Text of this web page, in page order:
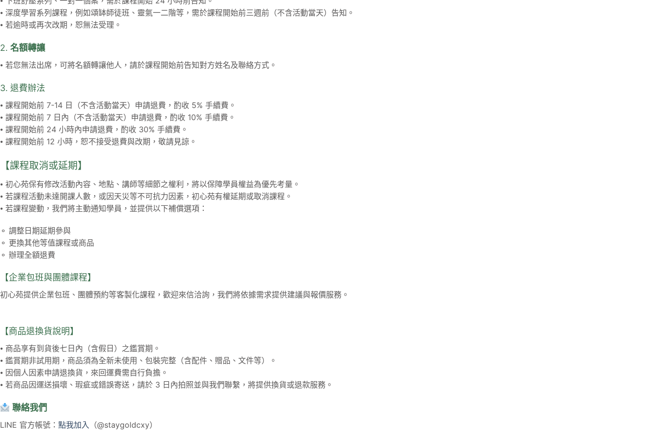
⦁ 深度學習系列課程，例如頌缽師徒班、靈氣一二階等，需於課程開始前三週前（不含活動當天）告知。
⦁ 若逾時或再次改期，恕無法受理。
2. 名額轉讓
⦁ 若您無法出席，可將名額轉讓他人，請於課程開始前告知對方姓名及聯絡方式。
3. 退費辦法
⦁ 課程開始前 7-14 日（不含活動當天）申請退費，酌收 5% 手續費。
⦁ 課程開始前 7 日內（不含活動當天）申請退費，酌收 10% 手續費。
⦁ 課程開始前 24 小時內申請退費，酌收 30% 手續費。
⦁ 課程開始前 12 小時，恕不接受退費與改期，敬請見諒。
【課程取消或延期】
⦁ 初心苑保有修改活動內容、地點、講師等細節之權利，將以保障學員權益為優先考量。
⦁ 若課程活動未達開課人數，或因天災等不可抗力因素，初心苑有權延期或取消課程。
⦁ 若課程變動，我們將主動通知學員，並提供以下補償選項：
⚬ 調整日期延期參與
⚬ 更換其他等值課程或商品
⚬ 辦理全額退費
【企業包班與團體課程】
初心苑提供企業包班、團體預約等客製化課程，歡迎來信洽詢，我們將依據需求提供建議與報價服務。
【商品退換貨說明】
⦁ 商品享有到貨後七日內（含假日）之鑑賞期。
⦁ 鑑賞期非試用期，商品須為全新未使用、包裝完整（含配件、贈品、文件等）。
⦁ 因個人因素申請退換貨，來回運費需自行負擔。
⦁ 若商品因運送損壞、瑕疵或錯誤寄送，請於 3 日內拍照並與我們聯繫，將提供換貨或退款服務。
聯絡我們
LINE 官方帳號： 點我加入
（@staygoldcxy）